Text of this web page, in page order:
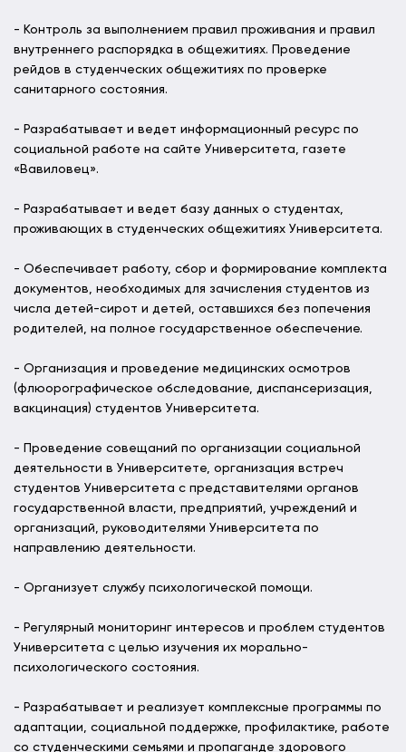
- Контроль за выполнением правил проживания и правил
внутреннего распорядка в общежитиях. Проведение
рейдов в студенческих общежитиях по проверке
санитарного состояния.
- Разрабатывает и ведет информационный ресурс по
социальной работе на сайте Университета, газете
«Вавиловец».
- Разрабатывает и ведет базу данных о студентах,
проживающих в студенческих общежитиях Университета.
- Обеспечивает работу, сбор и формирование комплекта
документов, необходимых для зачисления студентов из
числа детей-сирот и детей, оставшихся без попечения
родителей, на полное государственное обеспечение.
- Организация и проведение медицинских осмотров
(флюорографическое обследование, диспансеризация,
вакцинация) студентов Университета.
- Проведение совещаний по организации социальной
деятельности в Университете, организация встреч
студентов Университета с представителями органов
государственной власти, предприятий, учреждений и
организаций, руководителями Университета по
направлению деятельности.
- Организует службу психологической помощи.
- Регулярный мониторинг интересов и проблем студентов
Университета с целью изучения их морально-
психологического состояния.
- Разрабатывает и реализует комплексные программы по
адаптации, социальной поддержке, профилактике, работе
со студенческими семьями и пропаганде здорового